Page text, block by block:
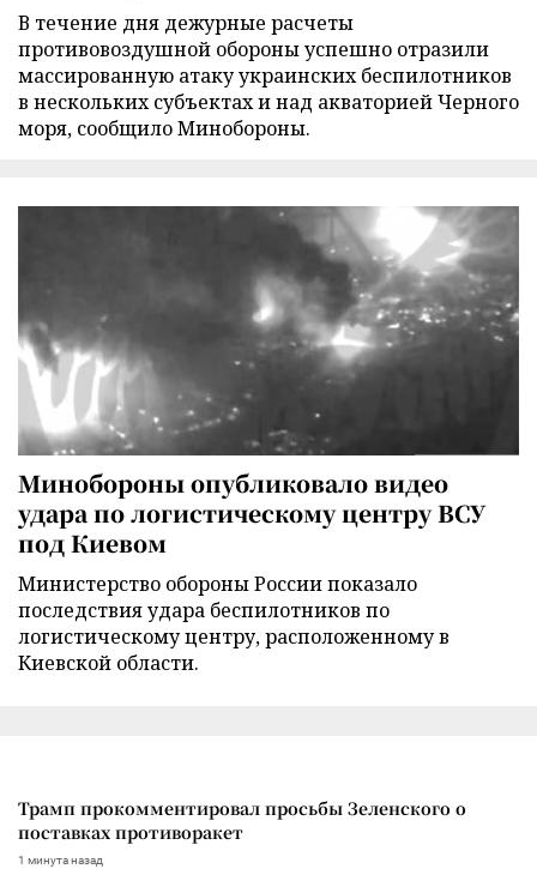
В течение дня дежурные расчеты
противовоздушной обороны успешно отразили
массированную атаку украинских беспилотников
в нескольких субъектах и над акваторией Черного
моря, сообщило Минобороны.
Минобороны опубликовало видео
удара по логистическому центру ВСУ
под Киевом
Министерство обороны России показало
последствия удара беспилотников по
логистическому центру, расположенному в
Киевской области.
Трамп прокомментировал просьбы Зеленского о
поставках противоракет
1 минута назад